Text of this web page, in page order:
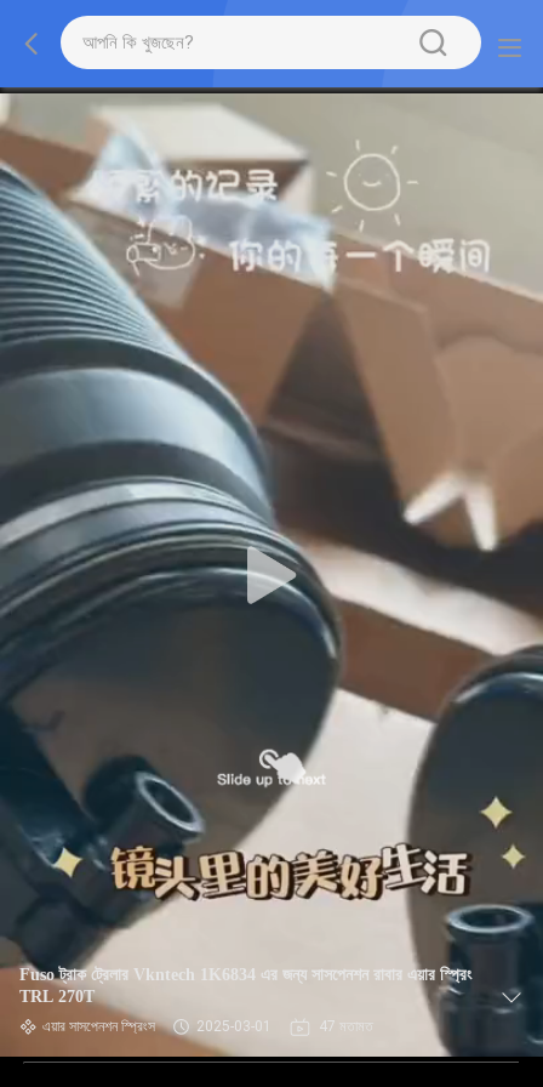
Fuso ট্রাক ট্রেলার Vkntech 1K6834 এর জন্য সাসপেনশন রাবার এয়ার স্প্রিং
TRL 270T
এয়ার সাসপেনশন স্প্রিংস 2025-03-01 47 মতামত